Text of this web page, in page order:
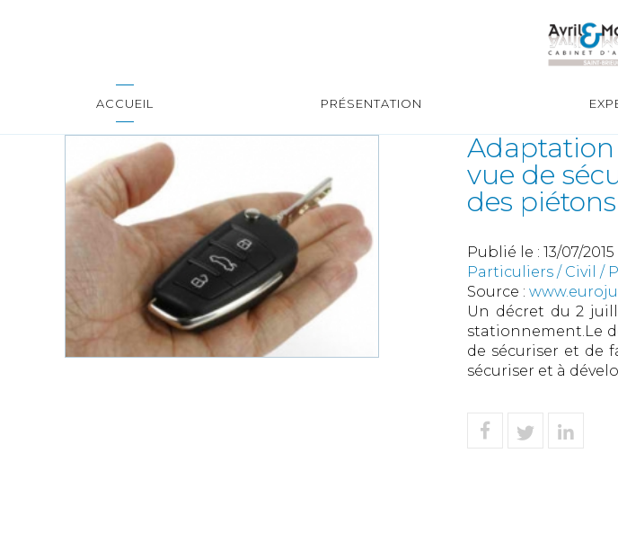
ACCUEIL PRÉSENTATION
vue de
des
Publié le : 13/07/2015
Particuliers / Civil /
Source :
Un décret du 2
stationnement.Le
de sécuriser et de
sécuriser et à